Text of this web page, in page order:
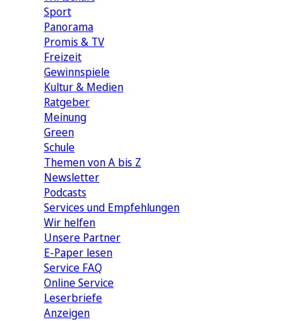
Sport
Panorama
Promis & TV
Freizeit
Gewinnspiele
Kultur & Medien
Ratgeber
Meinung
Green
Schule
Themen von A bis Z
Newsletter
Podcasts
Services und Empfehlungen
Wir helfen
Unsere Partner
E-Paper lesen
Service FAQ
Online Service
Leserbriefe
Anzeigen